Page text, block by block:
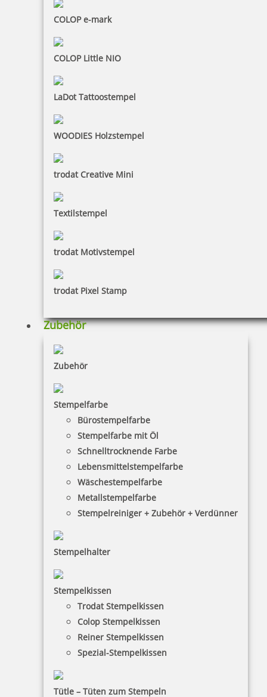
COLOP e-mark
COLOP Little NIO
LaDot Tattoostempel
WOODIES Holzstempel
trodat Creative Mini
Textilstempel
trodat Motivstempel
trodat Pixel Stamp
Zubehör
Zubehör
Stempelfarbe
Bürostempelfarbe
Stempelfarbe mit Öl
Schnelltrocknende Farbe
Lebensmittelstempelfarbe
Wäschestempelfarbe
Metallstempelfarbe
Stempelreiniger + Zubehör + Verdünner
Stempelhalter
Stempelkissen
Trodat Stempelkissen
Colop Stempelkissen
Reiner Stempelkissen
Spezial-Stempelkissen
Tütle – Tüten zum Stempeln
Colop WOODIES Stempel Kerze
4,15 €
4,15 €